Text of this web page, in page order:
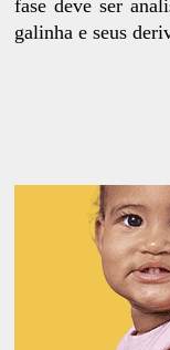
fase deve ser
galinha e seus